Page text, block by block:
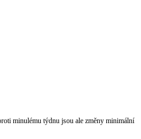
minulému týdnu jsou ale změny minimální